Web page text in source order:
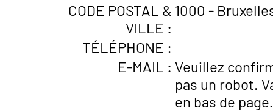
CODE POSTAL &
VILLE :
1000 -
TÉLÉPHONE :
E-MAIL : Veuillez
pas un robot.
en bas de page.